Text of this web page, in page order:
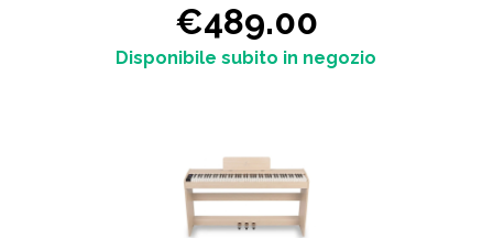
€489.00
Disponibile subito in negozio